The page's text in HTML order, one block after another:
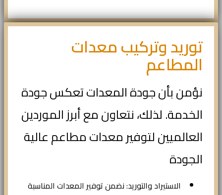
توريد وتركيب معدات
المطاعم
نؤمن بأن جودة المعدات تعكس جودة
الخدمة. لذلك، نتعاون مع أبرز الموردين
العالميين لتوفير معدات مطاعم عالية
الجودة
الاستيراد والتوريد: نضمن توفير المعدات المناسبة